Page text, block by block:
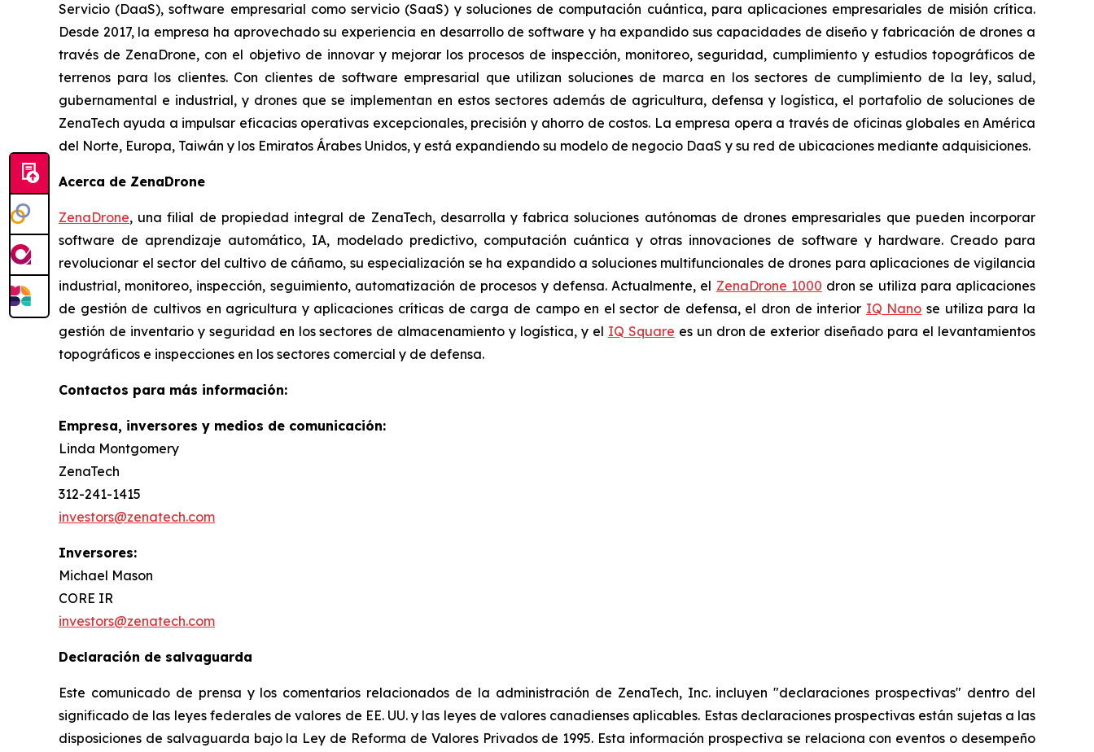
Servicio (DaaS), software empresarial como servicio (SaaS) y soluciones de computación cuántica, para aplicaciones empresariales de misión crítica.
Desde 2017, la empresa ha aprovechado su experiencia en desarrollo de software y ha expandido sus capacidades de diseño y fabricación de drones a
través de ZenaDrone, con el objetivo de innovar y mejorar los procesos de inspección, monitoreo, seguridad, cumplimiento y estudios topográficos de
terrenos para los clientes. Con clientes de software empresarial que utilizan soluciones de marca en los sectores de cumplimiento de la ley, salud,
gubernamental e industrial, y drones que se implementan en estos sectores además de agricultura, defensa y logística, el portafolio de soluciones de
ZenaTech ayuda a impulsar eficacias operativas excepcionales, precisión y ahorro de costos. La empresa opera a través de oficinas globales en América
del Norte, Europa, Taiwán y los Emiratos Árabes Unidos, y está expandiendo su modelo de negocio DaaS y su red de ubicaciones mediante adquisiciones.
Acerca de ZenaDrone
ZenaDrone, una filial de propiedad integral de ZenaTech, desarrolla y fabrica soluciones autónomas de drones empresariales que pueden incorporar
software de aprendizaje automático, IA, modelado predictivo, computación cuántica y otras innovaciones de software y hardware. Creado para
revolucionar el sector del cultivo de cáñamo, su especialización se ha expandido a soluciones multifuncionales de drones para aplicaciones de vigilancia
industrial, monitoreo, inspección, seguimiento, automatización de procesos y defensa. Actualmente, el ZenaDrone 1000 dron se utiliza para aplicaciones
de gestión de cultivos en agricultura y aplicaciones críticas de carga de campo en el sector de defensa, el dron de interior IQ Nano se utiliza para la
gestión de inventario y seguridad en los sectores de almacenamiento y logística, y el IQ Square es un dron de exterior diseñado para el levantamientos
topográficos e inspecciones en los sectores comercial y de defensa.
Contactos para más información:
Empresa, inversores y medios de comunicación:
Linda Montgomery
ZenaTech
312-241-1415
investors@zenatech.com
Inversores:
Michael Mason
CORE IR
investors@zenatech.com
Declaración de salvaguarda
Este comunicado de prensa y los comentarios relacionados de la administración de ZenaTech, Inc. incluyen "declaraciones prospectivas" dentro del
significado de las leyes federales de valores de EE. UU. y las leyes de valores canadienses aplicables. Estas declaraciones prospectivas están sujetas a las
disposiciones de salvaguarda bajo la Ley de Reforma de Valores Privados de 1995. Esta información prospectiva se relaciona con eventos o desempeño